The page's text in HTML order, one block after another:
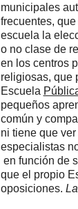
municipales
frecuentes,
escuela la
o no clase de
en los centros
religiosas, que
Escuela
pequeños
común y
ni tiene que ver
especialistas
en función de
que el propio
oposiciones.